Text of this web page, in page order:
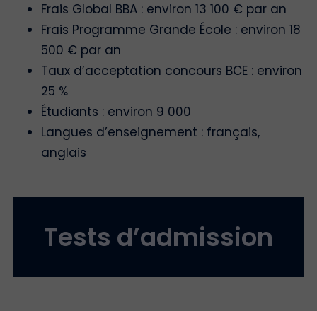
Frais Global BBA : environ 13 100 € par an
Frais Programme Grande École : environ 18
500 € par an
Taux d’acceptation concours BCE : environ
25 %
Étudiants : environ 9 000
Langues d’enseignement : français,
anglais
Tests d’admission